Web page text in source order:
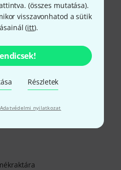
(összes mutatása).
visszavonhatod a sütik
(itt).
Részletek
Adatvédelmi nyilatkozat
Banki átutalás vagy
garancia